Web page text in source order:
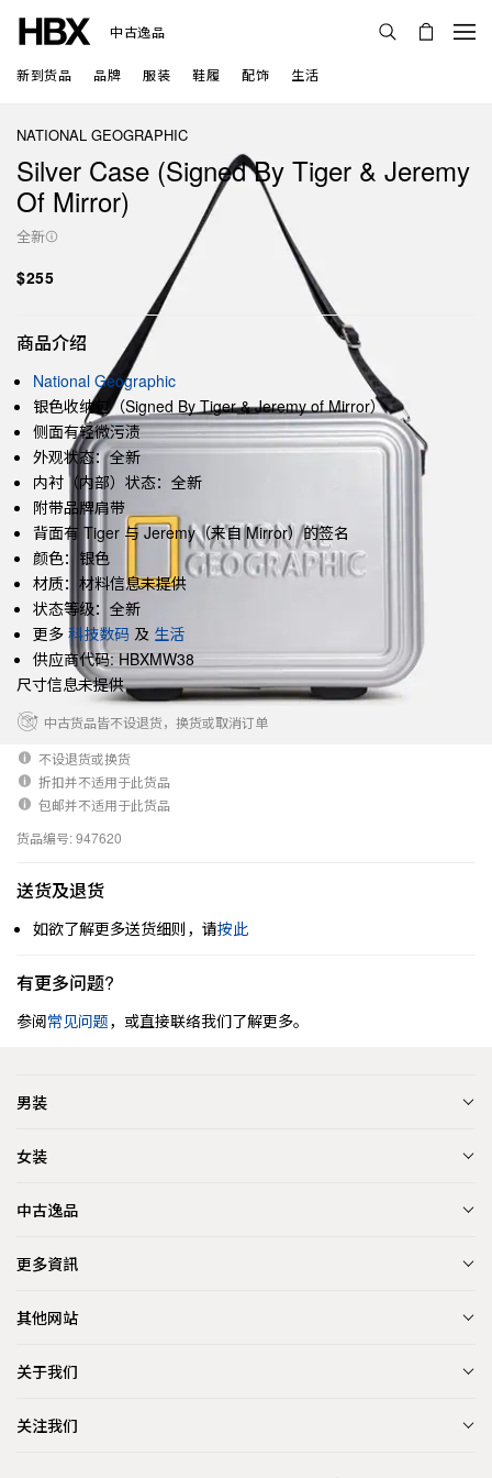
中古逸品
新到货品 品牌 服装 鞋履 配饰 生活
NATIONAL GEOGRAPHIC
Silver Case (Signed By Tiger & Jeremy
Of Mirror)
全新
$255
商品介绍
National Geographic
银色收纳包（Signed By Tiger & Jeremy of Mirror）
侧面有轻微污渍
外观状态：全新
内衬（内部）状态：全新
附带品牌肩带
背面有 Tiger 与 Jeremy（来自 Mirror）的签名
颜色：银色
材质：材料信息未提供
状态等级：全新
更多 科技数码 及 生活
供应商代码: HBXMW38
尺寸信息未提供
中古货品皆不设退货，换货或取消订单
不设退货或换货
折扣并不适用于此货品
包邮并不适用于此货品
货品编号: 947620
送货及退货
如欲了解更多送货细则，请按此
有更多问题?
参阅常见问题，或直接联络我们了解更多。
男装
女装
中古逸品
更多資訊
其他网站
关于我们
关注我们